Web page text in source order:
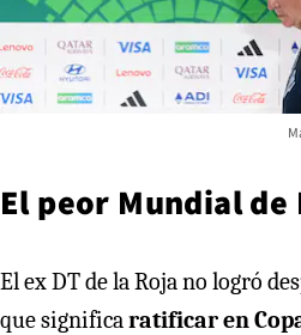
El peor Mundial de
El ex DT de la Roja no logró
que significaratificar en